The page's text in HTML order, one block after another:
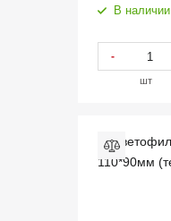
В наличии
-
шт